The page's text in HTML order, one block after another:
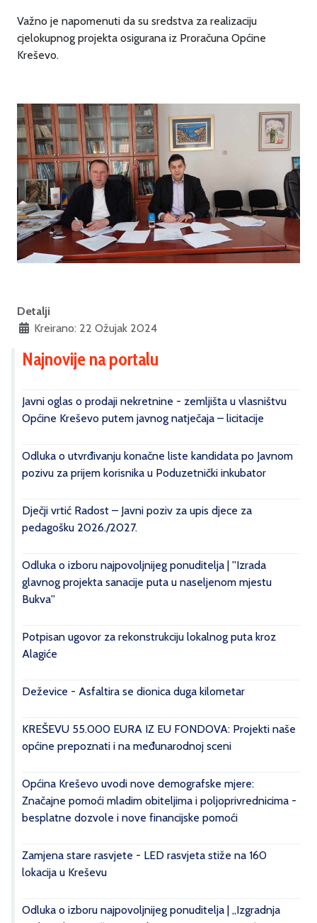
Važno je napomenuti da su sredstva za realizaciju
cjelokupnog projekta osigurana iz Proračuna Općine
Kreševo.
Detalji
Kreirano: 22 Ožujak 2024
Najnovije na portalu
Javni oglas o prodaji nekretnine - zemljišta u vlasništvu
Općine Kreševo putem javnog natječaja – licitacije
Odluka o utvrđivanju konačne liste kandidata po Javnom
pozivu za prijem korisnika u Poduzetnički inkubator
Dječji vrtić Radost – Javni poziv za upis djece za
pedagošku 2026./2027.
Odluka o izboru najpovoljnijeg ponuditelja | ''Izrada
glavnog projekta sanacije puta u naseljenom mjestu
Bukva''
Potpisan ugovor za rekonstrukciju lokalnog puta kroz
Alagiće
Deževice - Asfaltira se dionica duga kilometar
KREŠEVU 55.000 EURA IZ EU FONDOVA: Projekti naše
općine prepoznati i na međunarodnoj sceni
Općina Kreševo uvodi nove demografske mjere:
Značajne pomoći mladim obiteljima i poljoprivrednicima -
besplatne dozvole i nove financijske pomoći
Zamjena stare rasvjete - LED rasvjeta stiže na 160
lokacija u Kreševu
Odluka o izboru najpovoljnijeg ponuditelja | „Izgradnja